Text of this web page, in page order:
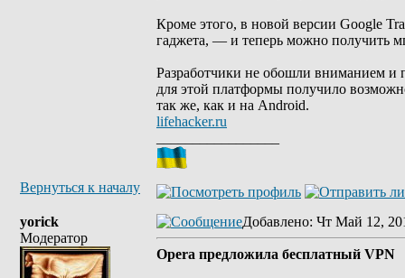
Кроме этого, в новой версии Google
гаджета, — и теперь можно получить
Разработчики не обошли вниманием и
для этой платформы получило
так же, как и на Android.
lifehacker.ru
Вернуться к началу
yorick
Модератор
Добавлено: Чт Май 12,
Opera предложила бесплатный VPN